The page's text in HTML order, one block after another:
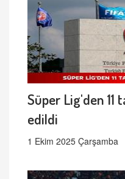
Süper Lig'den 11
edildi
1 Ekim 2025 Çarşamba